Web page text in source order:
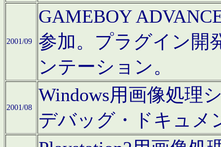
2001/09
GAMEBOY
参加。プラグイン開
ンテーション。
2001/08
Windows用画像処理
デバッグ・ドキュメ